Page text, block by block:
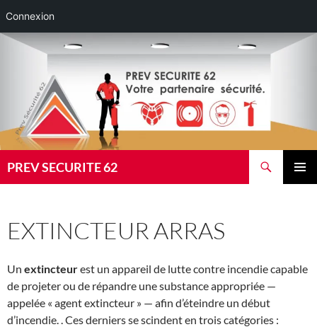
Connexion
Aller
PREV SECURITE 62
EXTINCTEUR ARRAS
Un extincteurest un appareil de lutte contre incendie capable
de projeter ou de répandre une substance appropriée —
appelée « agent extincteur » — afin d’éteindre un début
d’incendie. . Ces derniers se scindent en trois catégories :